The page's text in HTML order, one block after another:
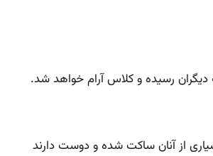
از آنان ساکت شده و دوست دارند